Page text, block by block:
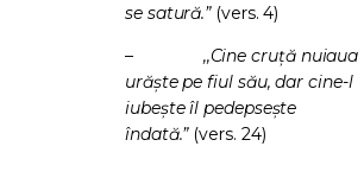
se satură.”(vers. 4)
–
,,Cine cruţă nuiaua
urăşte pe fiul său, dar cine-l
iubeşte îl pedepseşte
îndată.”(vers. 24)